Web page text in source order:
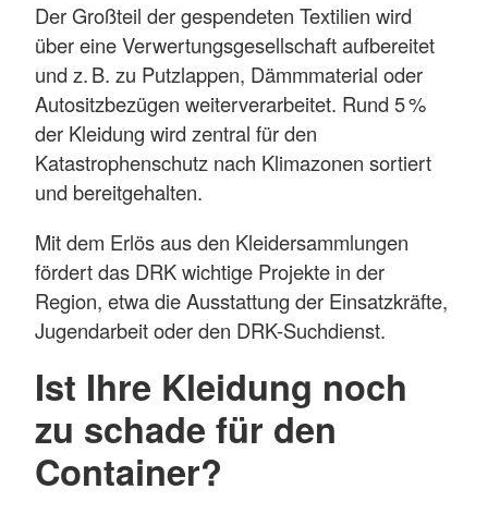
Der Großteil der gespendeten Textilien wird
über eine Verwertungsgesellschaft aufbereitet
und z. B. zu Putzlappen, Dämmmaterial oder
Autositzbezügen weiterverarbeitet. Rund 5 %
der Kleidung wird zentral für den
Katastrophenschutz nach Klimazonen sortiert
und bereitgehalten.
Mit dem Erlös aus den Kleidersammlungen
fördert das DRK wichtige Projekte in der
Region, etwa die Ausstattung der Einsatzkräfte,
Jugendarbeit oder den DRK-Suchdienst.
Ist Ihre Kleidung noch
zu schade für den
Container?